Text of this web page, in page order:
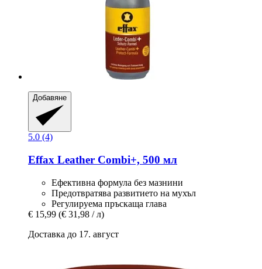
Добавяне
5.0 (4)
Effax Leather Combi+, 500 мл
Ефективна формула без мазнини
Предотвратява развитието на мухъл
Регулируема пръскаща глава
€ 15,99 (€ 31,98 / л)
Доставка до 17. август